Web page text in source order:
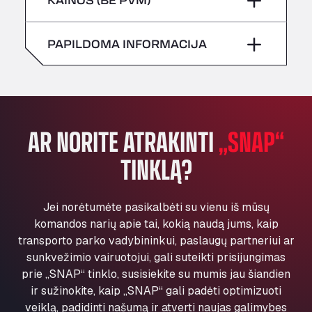
American Truck Wash
Av. des Etats-Unis 90, 6041
AP7 Salida 2, C/ Bassegoda, 4, 17700
Andamur Pamplona
A-15 Salida Imarcoain, 31119
Aut A1 Exit 385, 01207
Anglia Motel
Washway Road, PE12 8LT
Anpol Sp. z o.o.
Ul. Torunska 147, 85884
Aqua Ariva GmbH
Sekmadienis –
Sekmadienis –
PAPILDOMA INFORMACIJA
AR NORITE ATRAKINTI„SNAP“
TINKLĄ?
Jei norėtumėte pasikalbėti su vienu iš mūsų
komandos narių apie tai, kokią naudą jums, kaip
transporto parko vadybininkui, paslaugų partneriui ar
sunkvežimio vairuotojui, gali suteikti prisijungimas
prie „SNAP“ tinklo, susisiekite su mumis jau šiandien
ir sužinokite, kaip „SNAP“ gali padėti optimizuoti
veiklą, padidinti našumą ir atverti naujas galimybes